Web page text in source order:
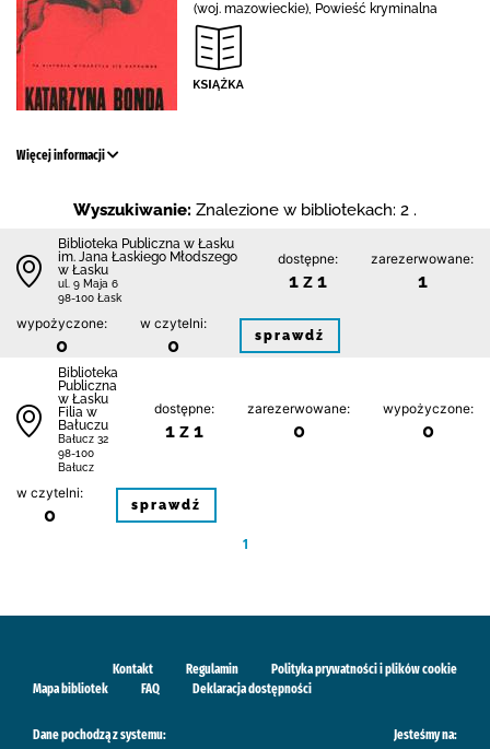
(woj. mazowieckie), Powieść kryminalna
Więcej informacji
Wyszukiwanie: Znalezione w bibliotekach: 2 .
Biblioteka Publiczna w Łasku
im. Jana Łaskiego Młodszego
w Łasku
ul. 9 Maja 6
98-100 Łask
dostępne:
1 z 1
zarezerwowane:
1
wypożyczone:
0
w czytelni:
0 sprawdź
Biblioteka
Publiczna
w Łasku
Filia w
Bałuczu
Bałucz 32
98-100
Bałucz
dostępne:
1 z 1
zarezerwowane:
0
wypożyczone:
0
w czytelni:
0 sprawdź
1
Kontakt Regulamin
Polityka prywatności i plików cookie
Mapa bibliotek
FAQ Deklaracja dostępności
Dane pochodzą z systemu: Jesteśmy na: